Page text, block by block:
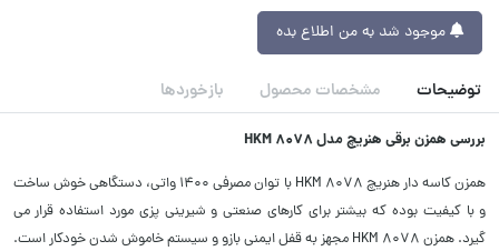
موجود شد به من اطلاع بده
توضیحات مشخصات محصول بازخوردها
بررسی همزن برقی هنریچ مدل HKM 8078
همزن کاسه دار هنریچ HKM 8078 با توان مصرفی 1400 واتی، دستگاهی خوش ساخت
و با کیفیت بوده که بیشتر برای کارهای صنعتی و شیرینی پزی مورد استفاده قرار می
گیرد. همزن HKM 8078 مجهز به قفل ایمنی بازو و سیستم خاموش شدن خودکار است.